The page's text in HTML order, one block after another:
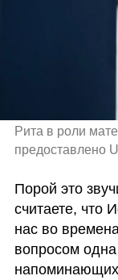
Рита в роли
предоставлено
Порой это
считаете, что
нас во
вопросом